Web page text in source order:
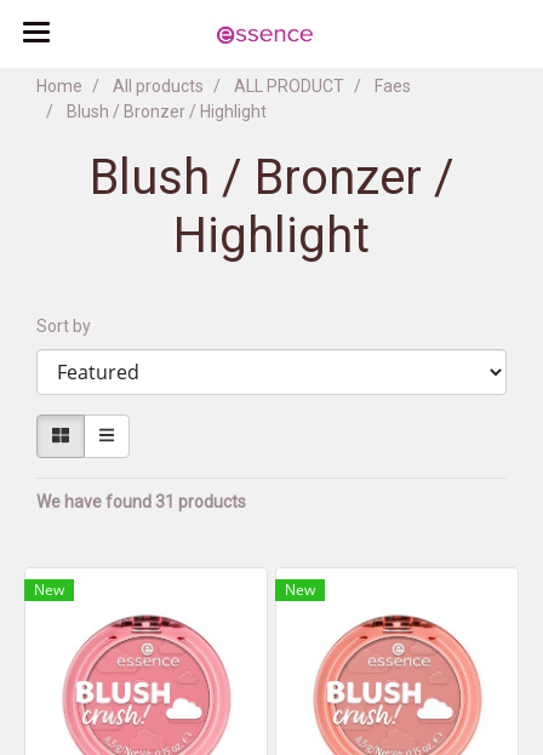
Home All products ALL PRODUCT
Faes
Blush / Bronzer / Highlight
Blush / Bronzer /
Highlight
Sort by
We have found 31 products
New New